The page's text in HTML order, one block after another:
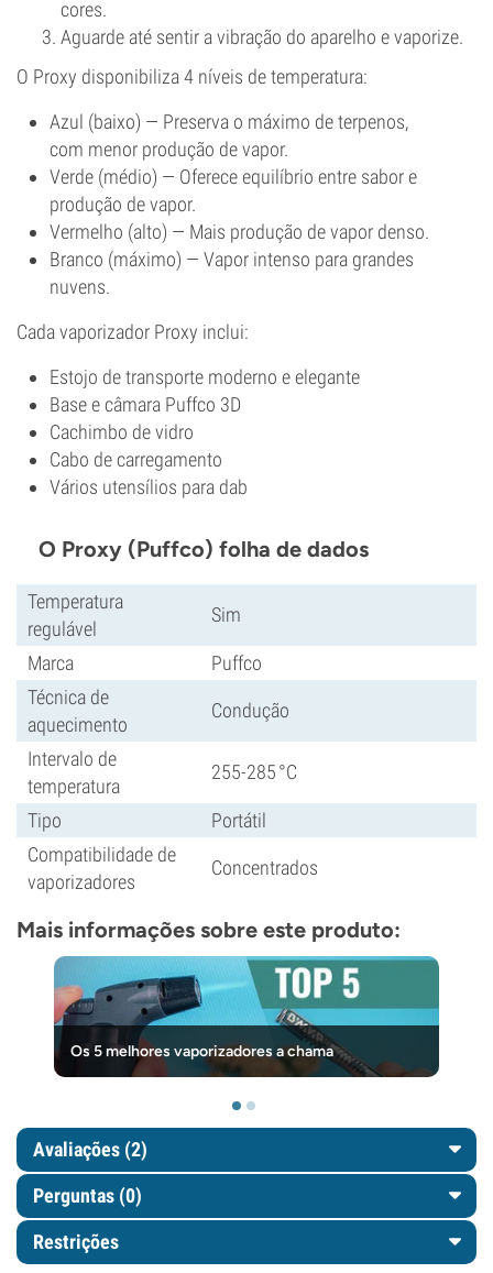
cores.
Aguarde até sentir a vibração do aparelho e vaporize.
O Proxy disponibiliza 4 níveis de temperatura:
Azul (baixo) — Preserva o máximo de terpenos,
com menor produção de vapor.
Verde (médio) — Oferece equilíbrio entre sabor e
produção de vapor.
Vermelho (alto) — Mais produção de vapor denso.
Branco (máximo) — Vapor intenso para grandes
nuvens.
Cada vaporizador Proxy inclui:
Estojo de transporte moderno e elegante
Base e câmara Puffco 3D
Cachimbo de vidro
Cabo de carregamento
Vários utensílios para dab
O Proxy (Puffco) folha de dados
Temperatura
regulável
Sim
Marca
Puffco
Técnica de
aquecimento
Condução
Intervalo de
temperatura
255-285 °C
Tipo
Portátil
Compatibilidade de
vaporizadores
Concentrados
Mais informações sobre este produto:
Os 5 melhores vaporizadores a chama
Avaliações (2)
Perguntas (0)
Restrições